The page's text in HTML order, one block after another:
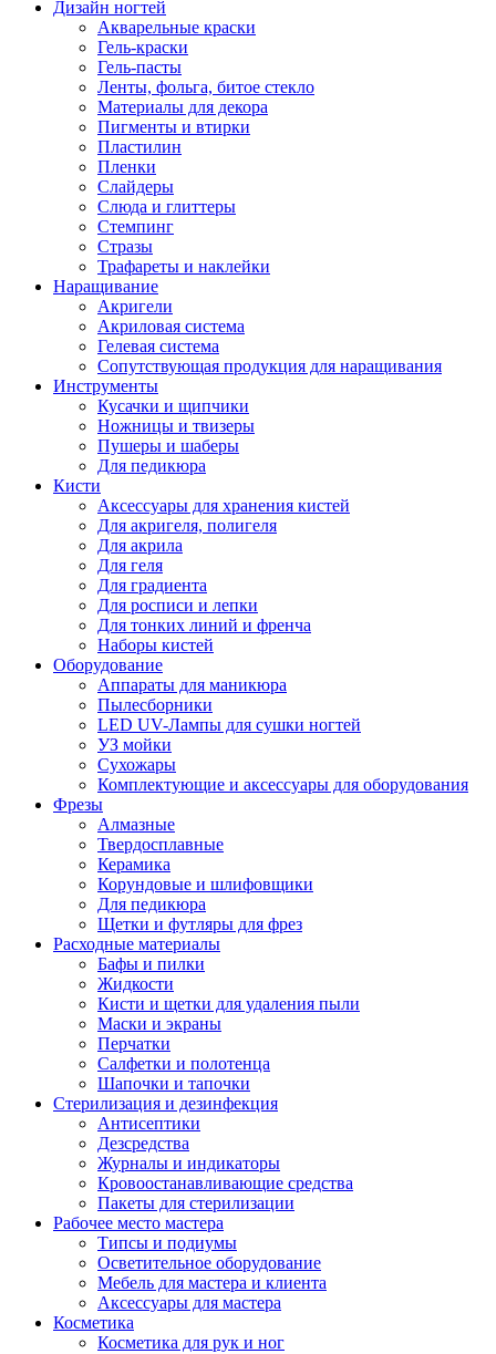
Дизайн ногтей
Акварельные краски
Гель-краски
Гель-пасты
Ленты, фольга, битое стекло
Материалы для декора
Пигменты и втирки
Пластилин
Пленки
Слайдеры
Слюда и глиттеры
Стемпинг
Стразы
Трафареты и наклейки
Наращивание
Акригели
Акриловая система
Гелевая система
Сопутствующая продукция для наращивания
Инструменты
Кусачки и щипчики
Ножницы и твизеры
Пушеры и шаберы
Для педикюра
Кисти
Аксессуары для хранения кистей
Для акригеля, полигеля
Для акрила
Для геля
Для градиента
Для росписи и лепки
Для тонких линий и френча
Наборы кистей
Оборудование
Аппараты для маникюра
Пылесборники
LED UV-Лампы для сушки ногтей
УЗ мойки
Сухожары
Комплектующие и аксессуары для оборудования
Фрезы
Алмазные
Твердосплавные
Керамика
Корундовые и шлифовщики
Для педикюра
Щетки и футляры для фрез
Расходные материалы
Бафы и пилки
Жидкости
Кисти и щетки для удаления пыли
Маски и экраны
Перчатки
Салфетки и полотенца
Шапочки и тапочки
Стерилизация и дезинфекция
Антисептики
Дезсредства
Журналы и индикаторы
Кровоостанавливающие средства
Пакеты для стерилизации
Рабочее место мастера
Типсы и подиумы
Осветительное оборудование
Мебель для мастера и клиента
Аксессуары для мастера
Косметика
Косметика для рук и ног